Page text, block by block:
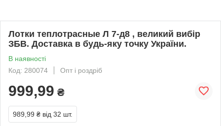
Лотки теплотрасные Л 7-д8 , великий вибір
ЗБВ. Доставка в будь-яку точку України.
В наявності
Код: 280074
Опт і роздріб
999,99 ₴
989,99 ₴ від 32 шт.